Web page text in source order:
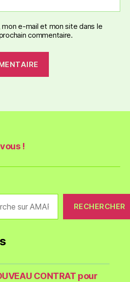
e-mail et mon site dans le
commentaire.
!
RECHERCHER
CONTRAT pour